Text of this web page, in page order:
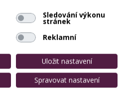
uvádí na trh 5v1
masku a kondicionér na vlasy
„Napřed to zkouším na sobě.
na klientkách."
Sledování výkonu
stránek
Reklamní
Uložit nastavení
Spravovat nastavení